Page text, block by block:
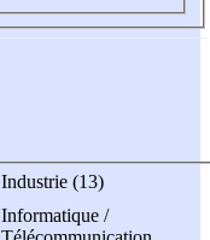
Industrie (13)
Informatique /